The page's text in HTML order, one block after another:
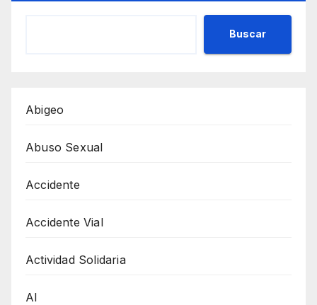
Buscar
Abigeo
Abuso Sexual
Accidente
Accidente Vial
Actividad Solidaria
AI